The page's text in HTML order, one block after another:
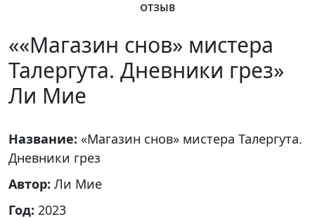
ОТЗЫВ
««Магазин снов» мистера
Талергута. Дневники грез»
Ли Мие
Название: «Магазин снов» мистера Талергута.
Дневники грез
Автор: Ли Мие
Год: 2023